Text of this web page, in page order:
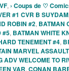
, › Coups de ♡
#1 CVR B SUYDAM
ROBIN #2, BATMAN
#5, BATMAN WHITE
TENEMENT #4,
MARVEL
ADV WELCOME TO
VAR, CONAN